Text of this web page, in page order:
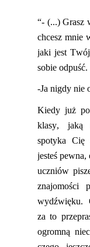
“- (...) Grasz
chcesz mnie
jaki jest
sobie odpuść.
-Ja nigdy nie
Kiedy już
klasy, jaką
spotyka Cię
jesteś pewna,
uczniów
znajomości
wydźwięku.
za to
ogromną